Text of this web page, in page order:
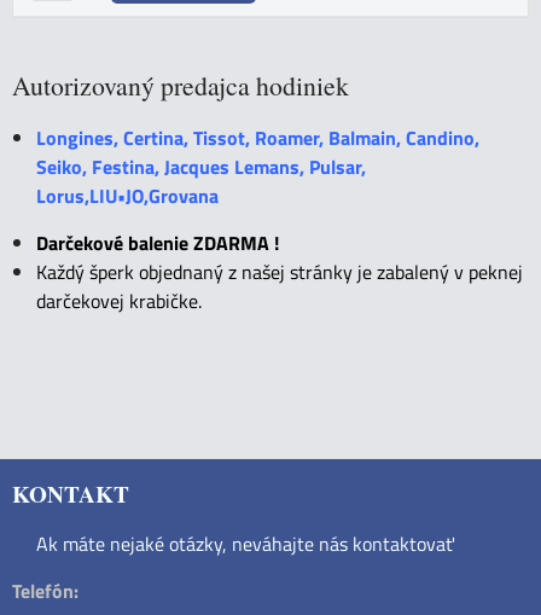
Autorizovaný predajca hodiniek
Longines, Certina, Tissot, Roamer, Balmain, Candino,
Seiko, Festina, Jacques Lemans, Pulsar,
Lorus,LIU•JO,Grovana
Darčekové balenie ZDARMA !
Každý šperk objednaný z našej stránky je zabalený v peknej
darčekovej krabičke.
KONTAKT
Ak máte nejaké otázky, neváhajte nás kontaktovať
Telefón: